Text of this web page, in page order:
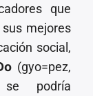
que
mejores
social,
(gyo=pez,
se podría